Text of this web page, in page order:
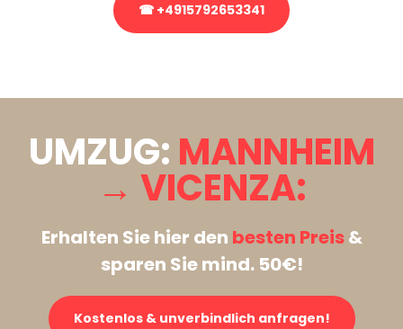
☎ +4915792653341
UMZUG: MANNHEIM
→ VICENZA:
Erhalten Sie hier den besten Preis&
sparen Sie mind. 50€!
Kostenlos & unverbindlich anfragen!